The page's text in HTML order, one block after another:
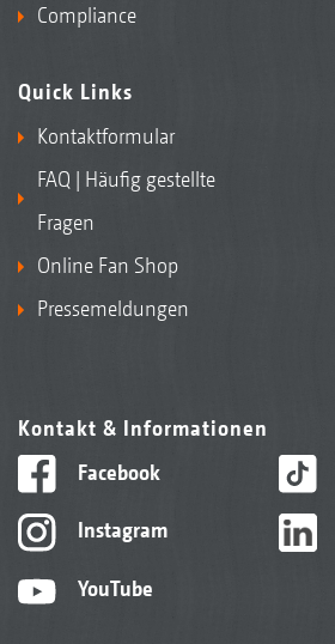
Compliance
Quick Links
Kontaktformular
FAQ | Häufig gestellte
Fragen
Online Fan Shop
Pressemeldungen
Kontakt & Informationen
Facebook
Instagram
YouTube